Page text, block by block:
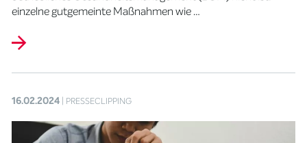
einzelne gutgemeinte Maßnahmen wie …
16.02.2024 | PRESSECLIPPING